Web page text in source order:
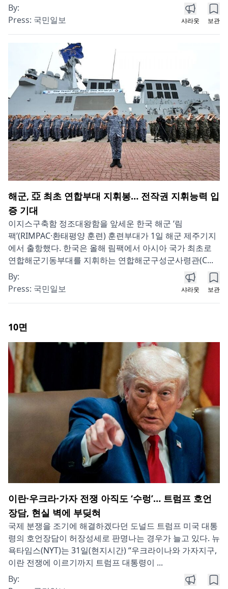
By:
Press: 국민일보 샤라웃 보관
해군, 亞 최초 연합부대 지휘봉… 전작권 지휘능력 입
증 기대
이지스구축함 정조대왕함을 앞세운 한국 해군 ‘림
팩’(RIMPAC·환태평양 훈련) 훈련부대가 1일 해군 제주기지
에서 출항했다. 한국은 올해 림팩에서 아시아 국가 최초로
연합해군기동부대를 지휘하는 연합해군구성군사령관(C...
By:
Press: 국민일보 샤라웃 보관
10면
이란·우크라·가자 전쟁 아직도 ‘수렁’… 트럼프 호언
장담, 현실 벽에 부딪혀
국제 분쟁을 조기에 해결하겠다던 도널드 트럼프 미국 대통
령의 호언장담이 허장성세로 판명나는 경우가 늘고 있다. 뉴
욕타임스(NYT)는 31일(현지시간) “우크라이나와 가자지구,
이란 전쟁에 이르기까지 트럼프 대통령이 ...
By: